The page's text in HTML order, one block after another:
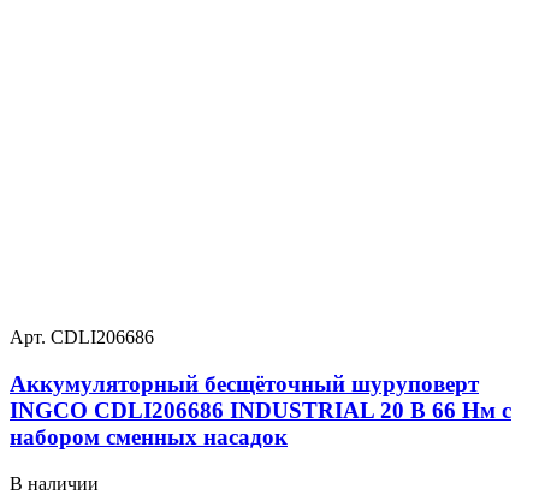
Арт. CDLI206686
Аккумуляторный бесщёточный шуруповерт
INGCO CDLI206686 INDUSTRIAL 20 В 66 Нм с
набором сменных насадок
В наличии